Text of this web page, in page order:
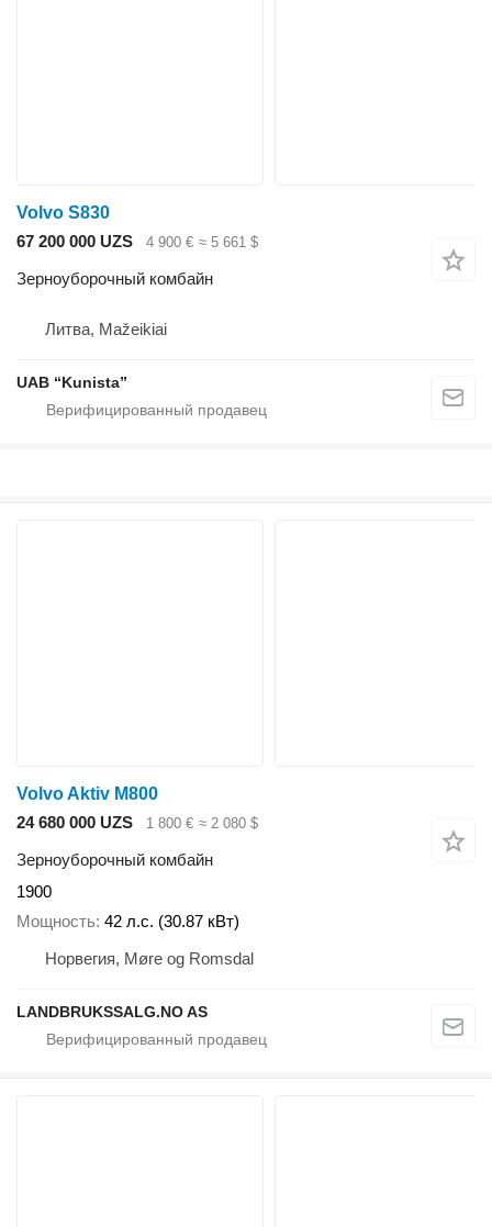
Volvo S830
67 200 000 UZS
4 900 € ≈ 5 661 $
Зерноуборочный комбайн
Литва, Mažeikiai
UAB “Kunista”
Volvo Aktiv M800
24 680 000 UZS
1 800 € ≈ 2 080 $
Зерноуборочный комбайн
1900
Мощность 42 л.с. (30.87 кВт)
Норвегия, Møre og Romsdal
LANDBRUKSSALG.NO AS